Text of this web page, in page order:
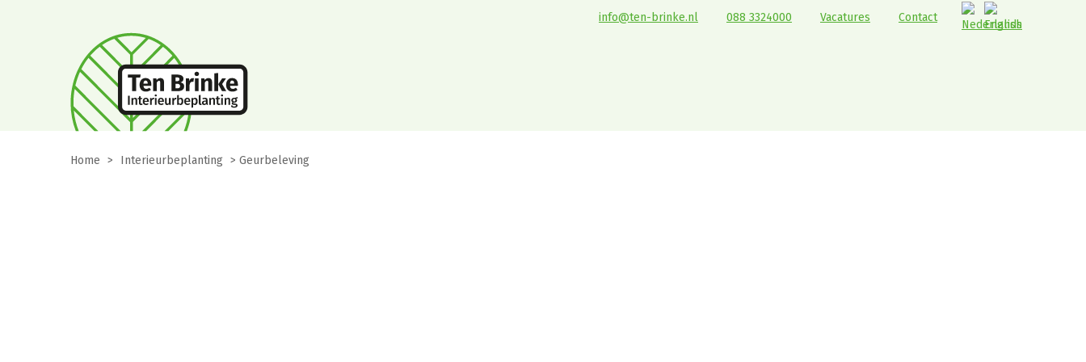
Contact
Vacatures
088 3324000
info@ten-brinke.nl
Home > Interieurbeplanting > Geurbeleving